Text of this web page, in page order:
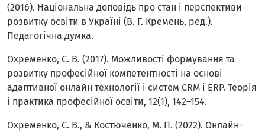
(2016). Національна доповідь про стан і перспективи
розвитку освіти в Україні (В. Г. Кремень, ред.).
Педагогічна думка.
Охременко, С. В. (2017). Можливості формування та
розвитку професійної компетентності на основі
адаптивної онлайн технології і систем CRM і ERP. Теорія
і практика професійної освіти, 12(1), 142–154.
Охременко, С. В., & Костюченко, М. П. (2022). Онлайн-